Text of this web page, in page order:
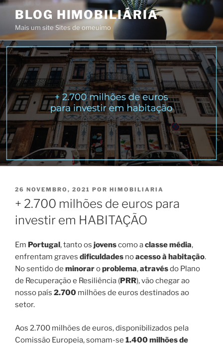
Saltar
conteúdo
BLOG HIMOBILIÁRIA
Mais um site Sites de omeuimo
PUBLICADO
EM
26 NOVEMBRO, 2021 POR HIMOBILIARIA
+ 2.700 milhões de euros para
investir em HABITAÇÃO
Em Portugal, tanto os jovenscomo aclasse média,
enfrentam graves dificuldades noacesso à habitação.
No sentido de minoraroproblema,atravésdo Plano
de Recuperação e Resiliência (PRR), vão chegar ao
nosso país 2.700 milhões de euros destinados ao
setor.
Aos 2.700 milhões de euros, disponibilizados pela
Comissão Europeia, somam-se 1.400 milhões de